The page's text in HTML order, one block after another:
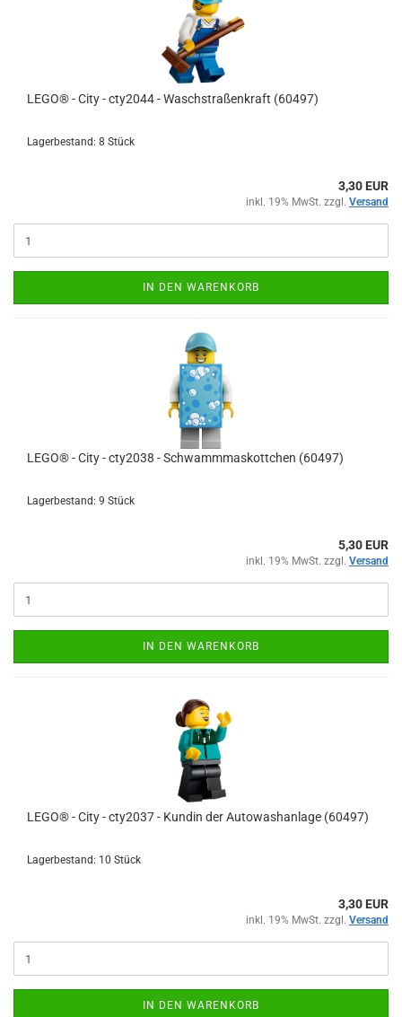
LEGO® - City - cty2044 - Waschstraßenkraft (60497)
Lagerbestand: 8 Stück
3,30 EUR
inkl. 19% MwSt. zzgl. Versand
IN DEN WARENKORB
LEGO® - City - cty2038 - Schwammmaskottchen (60497)
Lagerbestand: 9 Stück
5,30 EUR
inkl. 19% MwSt. zzgl. Versand
IN DEN WARENKORB
LEGO® - City - cty2037 - Kundin der Autowashanlage (60497)
Lagerbestand: 10 Stück
3,30 EUR
inkl. 19% MwSt. zzgl. Versand
IN DEN WARENKORB